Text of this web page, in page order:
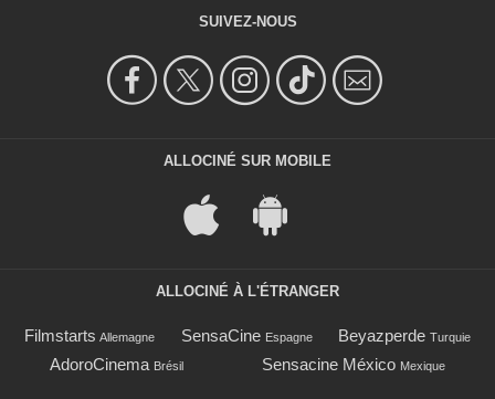
SUIVEZ-NOUS
ALLOCINÉ SUR MOBILE
ALLOCINÉ À L'ÉTRANGER
Filmstarts Allemagne SensaCine Espagne Beyazperde Turquie
AdoroCinema Brésil Sensacine México Mexique